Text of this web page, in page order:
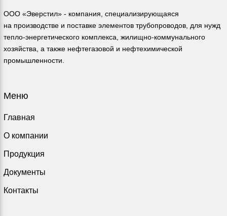
ООО «Эверстил» - компания, специализирующаяся
на производстве и поставке элементов трубопроводов, для нужд
тепло-энергетического комплекса, жилищно-коммунального
хозяйства, а также нефтегазовой и нефтехимической
промышленности.
Меню
Главная
О компании
Продукция
Документы
Контакты